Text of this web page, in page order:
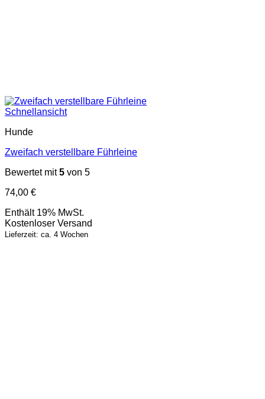
Schnellansicht
Hunde
Zweifach verstellbare Führleine
Bewertet mit5 von 5
74,00 €
Enthält 19% MwSt.
Kostenloser Versand
Lieferzeit: ca. 4 Wochen